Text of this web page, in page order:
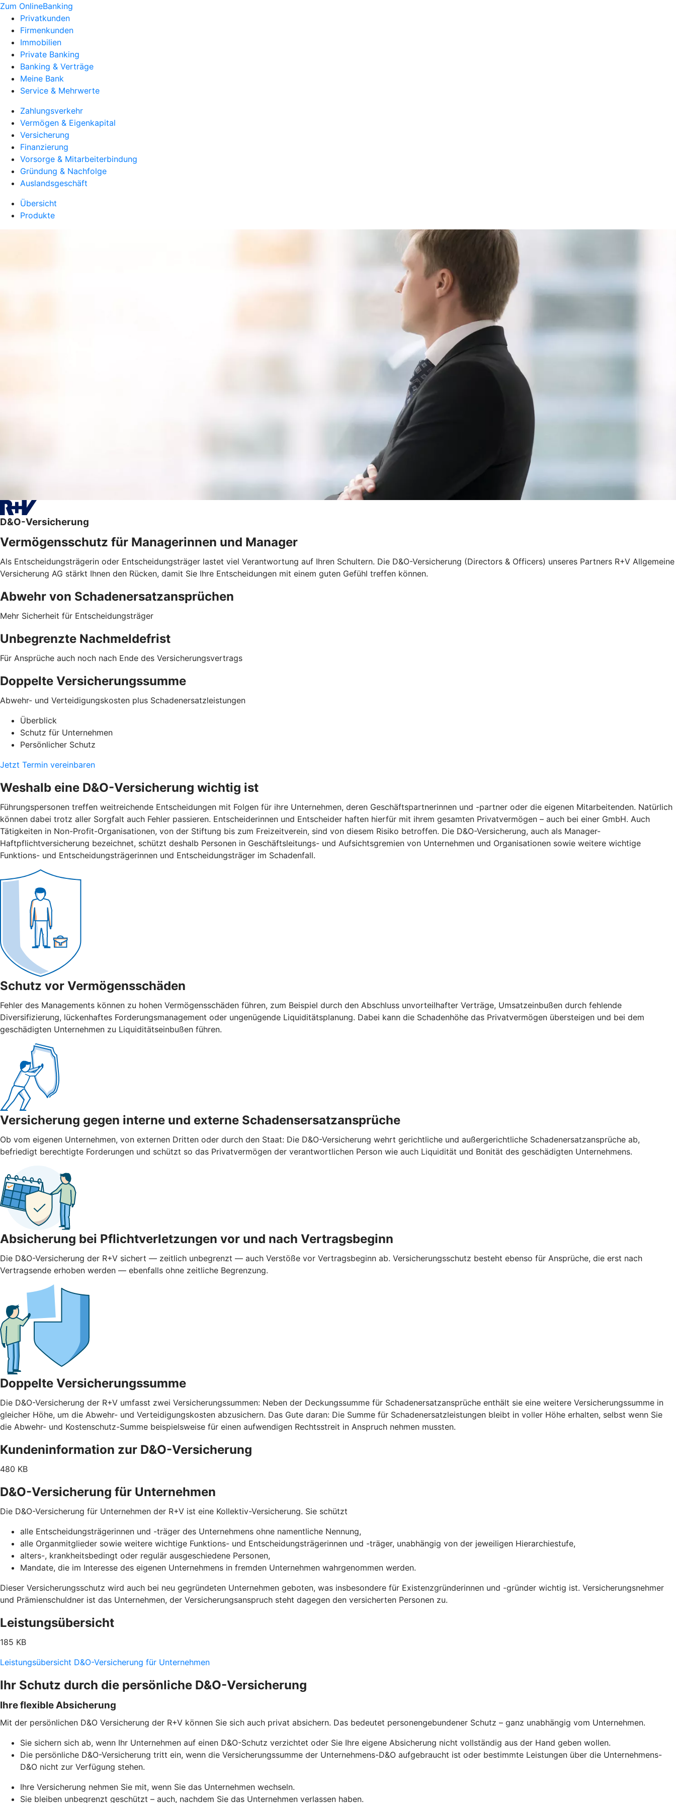
Zum OnlineBanking
Privatkunden
Firmenkunden
Immobilien
Private Banking
Banking & Verträge
Meine Bank
Service & Mehrwerte
Zahlungsverkehr
Vermögen & Eigenkapital
Versicherung
Finanzierung
Vorsorge & Mitarbeiterbindung
Gründung & Nachfolge
Auslandsgeschäft
Übersicht
Produkte
D&O-Versicherung
Vermögensschutz für Managerinnen und Manager
Als Entscheidungsträgerin oder Entscheidungsträger lastet viel Verantwortung auf Ihren Schultern. Die D&O-Versicherung (Directors & Officers) unseres Partners R+V Allgemeine
Versicherung AG stärkt Ihnen den Rücken, damit Sie Ihre Entscheidungen mit einem guten Gefühl treffen können.
Abwehr von ­Schadenersatzansprüchen
Mehr Sicherheit für Entscheidungsträger
Unbegrenzte Nachmeldefrist
Für Ansprüche auch noch nach Ende des Versicherungsvertrags
Doppelte Versicherungssumme
Abwehr- und Verteidigungskosten plus Schadenersatzleistungen
Überblick
Schutz für Unternehmen
Persönlicher Schutz
Jetzt Termin vereinbaren
Weshalb eine D&O-Versicherung wichtig ist
Führungspersonen treffen weitreichende Entscheidungen mit Folgen für ihre Unternehmen, deren Geschäftspartnerinnen und -partner oder die eigenen Mitarbeitenden. Natürlich
können dabei trotz aller Sorgfalt auch Fehler passieren. Entscheiderinnen und Entscheider haften hierfür mit ihrem gesamten Privatvermögen – auch bei einer GmbH. Auch
Tätigkeiten in Non-Profit-Organisationen, von der Stiftung bis zum Freizeitverein, sind von diesem Risiko betroffen. Die D&O-Versicherung, auch als Manager-
Haftpflichtversicherung bezeichnet, schützt deshalb Personen in Geschäftsleitungs- und Aufsichtsgremien von Unternehmen und Organisationen sowie weitere wichtige
Funktions- und Entscheidungsträgerinnen und Entscheidungsträger im Schadenfall.
Schutz vor Vermögensschäden
Fehler des Managements können zu hohen Vermögensschäden führen, zum Beispiel durch den Abschluss unvorteilhafter Verträge, Umsatzeinbußen durch fehlende
Diversifizierung, lückenhaftes Forderungsmanagement oder ungenügende Liquiditätsplanung. Dabei kann die Schadenhöhe das Privatvermögen übersteigen und bei dem
geschädigten Unternehmen zu Liquiditätseinbußen führen.
Versicherung gegen interne und ­externe ­Schadensersatzansprüche
Ob vom eigenen Unternehmen, von externen Dritten oder durch den Staat: Die D&O-Versicherung wehrt gerichtliche und außergerichtliche Schadenersatzansprüche ab,
befriedigt berechtigte Forderungen und schützt so das Privatvermögen der verantwortlichen Person wie auch Liquidität und Bonität des geschädigten Unternehmens.
Absicherung bei Pflichtverletzungen vor und nach ­Vertragsbeginn
Die D&O-Versicherung der R+V sichert — zeitlich unbegrenzt — auch Verstöße vor Vertragsbeginn ab. Versicherungsschutz besteht ebenso für Ansprüche, die erst nach
Vertragsende erhoben werden — ebenfalls ohne zeitliche Begrenzung.
Doppelte Versicherungssumme
Die D&O-Versicherung der R+V umfasst zwei Versicherungssummen: Neben der Deckungssumme für Schadenersatzansprüche enthält sie eine weitere Versicherungssumme in
gleicher Höhe, um die Abwehr- und Verteidigungskosten abzusichern. Das Gute daran: Die Summe für Schadenersatzleistungen bleibt in voller Höhe erhalten, selbst wenn Sie
die Abwehr- und Kostenschutz-Summe beispielsweise für einen aufwendigen Rechtsstreit in Anspruch nehmen mussten.
Kundeninformation zur D&O-Versicherung
480 KB
D&O-Versicherung für Unternehmen
Die D&O-Versicherung für Unternehmen der R+V ist eine Kollektiv-Versicherung. Sie schützt
alle Entscheidungsträgerinnen und -träger des Unternehmens ohne namentliche Nennung,
alle Organmitglieder sowie weitere wichtige Funktions- und Entscheidungsträgerinnen und -träger, unabhängig von der jeweiligen Hierarchiestufe,
alters-, krankheitsbedingt oder regulär ausgeschiedene Personen,
Mandate, die im Interesse des eigenen Unternehmens in fremden Unternehmen wahrgenommen werden.
Dieser Versicherungsschutz wird auch bei neu gegründeten Unternehmen geboten, was insbesondere für Existenzgründerinnen und -gründer wichtig ist. Versicherungsnehmer
und Prämienschuldner ist das Unternehmen, der Versicherungsanspruch steht dagegen den versicherten Personen zu.
Leistungsübersicht
185 KB
Leistungsübersicht D&O-Versicherung für Unternehmen
Ihr Schutz durch die persönliche D&O-Versicherung
Ihre flexible Absicherung
Mit der persönlichen D&O Versicherung der R+V können Sie sich auch privat absichern. Das bedeutet personengebundener Schutz – ganz unabhängig vom Unternehmen.
Sie sichern sich ab, wenn Ihr Unternehmen auf einen D&O-Schutz verzichtet oder Sie Ihre eigene Absicherung nicht vollständig aus der Hand geben wollen.
Die persönliche D&O-Versicherung tritt ein, wenn die Versicherungssumme der Unternehmens-D&O aufgebraucht ist oder bestimmte Leistungen über die Unternehmens-
D&O nicht zur Verfügung stehen.
Ihre Versicherung nehmen Sie mit, wenn Sie das Unternehmen wechseln.
Sie bleiben unbegrenzt geschützt – auch, nachdem Sie das Unternehmen verlassen haben.